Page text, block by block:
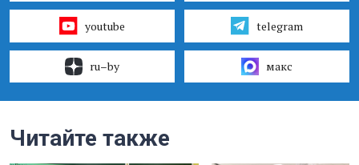
youtube telegram
ru–by макс
Читайте также